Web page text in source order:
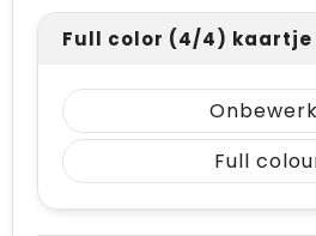
Full color (4/4) kaartje
Full